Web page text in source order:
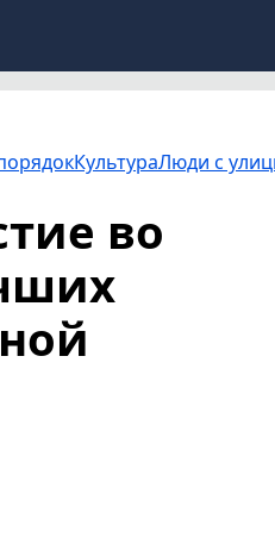
КультураЛюди с
во